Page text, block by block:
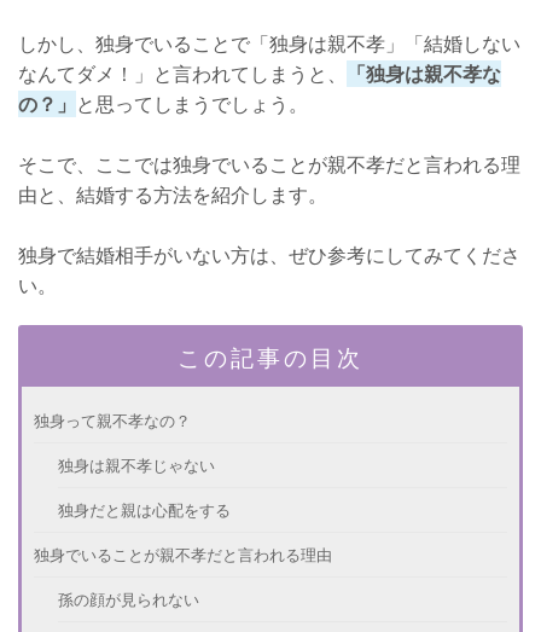
しかし、独身でいることで「独身は親不孝」「結婚しない
なんてダメ！」と言われてしまうと、
「独身は親不孝な
の？」 と思ってしまうでしょう。
そこで、ここでは独身でいることが親不孝だと言われる理
由と、結婚する方法を紹介します。
独身で結婚相手がいない方は、ぜひ参考にしてみてくださ
い。
この記事の目次
独身って親不孝なの？
独身は親不孝じゃない
独身だと親は心配をする
独身でいることが親不孝だと言われる理由
孫の顔が見られない